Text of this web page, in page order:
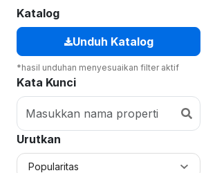
Katalog
Unduh Katalog
*hasil unduhan menyesuaikan filter aktif
Kata Kunci
Urutkan
Popularitas